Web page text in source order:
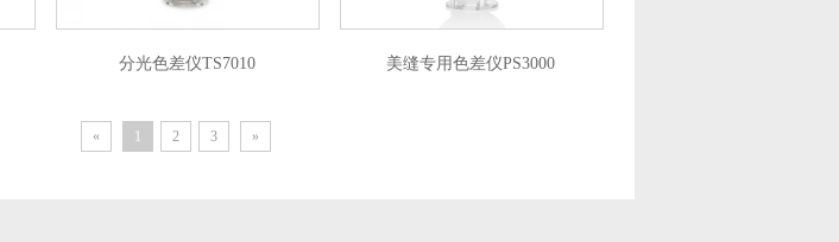
分光色差仪TS7010 美缝专用色差仪PS3000
« 1 2 3 »